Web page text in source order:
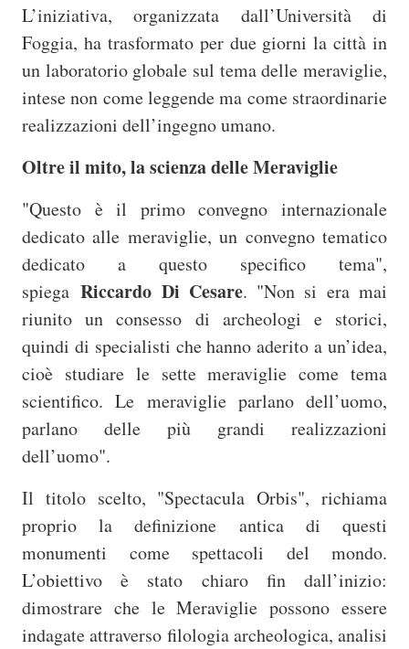
L’iniziativa, organizzata dall’Università di
Foggia, ha trasformato per due giorni la città in
un laboratorio globale sul tema delle meraviglie,
intese non come leggende ma come straordinarie
realizzazioni dell’ingegno umano.
Oltre il mito, la scienza delle Meraviglie
"Questo è il primo convegno internazionale
dedicato alle meraviglie, un convegno tematico
dedicato a questo specifico tema",
spiegaRiccardo Di Cesare. "Non si era mai
riunito un consesso di archeologi e storici,
quindi di specialisti che hanno aderito a un’idea,
cioè studiare le sette meraviglie come tema
scientifico. Le meraviglie parlano dell’uomo,
parlano delle più grandi realizzazioni
dell’uomo".
Il titolo scelto, "Spectacula Orbis", richiama
proprio la definizione antica di questi
monumenti come spettacoli del mondo.
L’obiettivo è stato chiaro fin dall’inizio:
dimostrare che le Meraviglie possono essere
indagate attraverso filologia archeologica, analisi